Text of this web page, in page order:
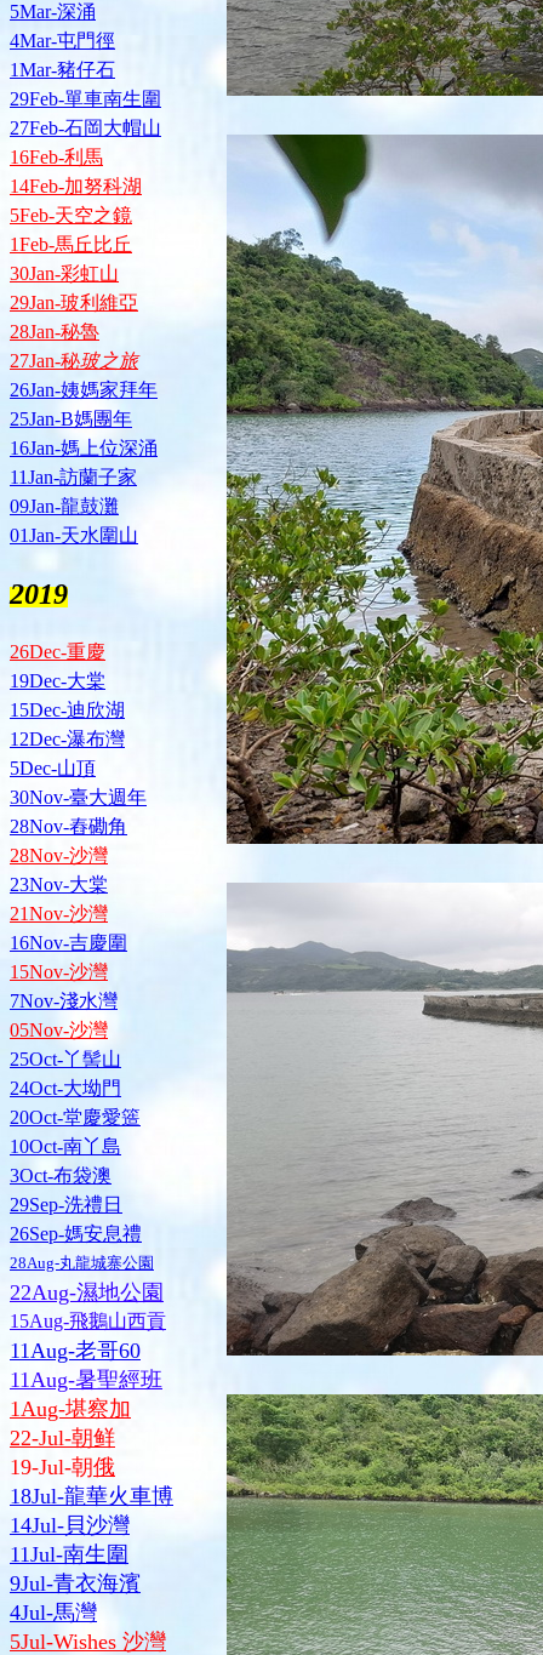
5Mar-深涌
4Mar-屯門徑
1Mar-豬仔石
29Feb-單車南生圍
27Feb-石岡大帽山
16Feb-利馬
14Feb-加努科湖
5Feb-天空之鏡
1Feb-馬丘比丘
30Jan-彩虹山
29Jan-玻利維亞
28Jan-秘魯
27Jan-秘玻之旅
26Jan-姨媽家拜年
25Jan-B媽團年
16Jan-媽上位深涌
11Jan-訪蘭子家
09Jan-龍鼓灘
01Jan-天水圍山
2019
26Dec-重慶
19Dec-大棠
15Dec-迪欣湖
12Dec-瀑布灣
5Dec-山頂
30Nov-臺大週年
28Nov-舂磡角
28Nov-沙灣
23Nov-大棠
21Nov-沙灣
16Nov-吉慶圍
15Nov-沙灣
7Nov-淺水灣
05Nov-沙灣
25Oct-丫髻山
24Oct-大坳門
20Oct-堂慶愛簉
10Oct-南丫島
3Oct-布袋澳
29Sep-洗禮日
26Sep-媽安息禮
28Aug-丸龍城寨公園
22Aug-濕地公園
15Aug-飛鵝山西貢
11Aug-老哥60
11Aug-暑聖經班
1Aug-堪察加
22-Jul-朝鲜
19-Jul-朝俄
18Jul-龍華火車博
14Jul-貝沙灣
11Jul-南生圍
9Jul-青衣海濱
4Jul-馬灣
5Jul-Wishes 沙灣